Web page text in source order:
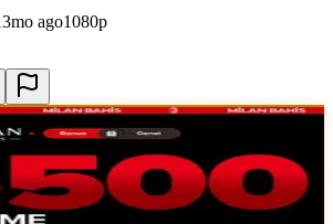
3mo ago1080p